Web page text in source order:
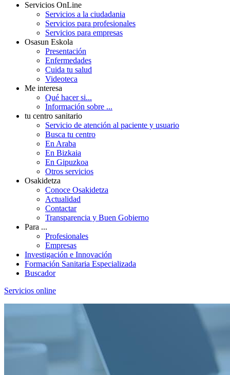
Servicios OnLine
Servicios a la ciudadania
Servicios para profesionales
Servicios para empresas
Osasun Eskola
Presentación
Enfermedades
Cuida tu salud
Videoteca
Me interesa
Qué hacer si...
Información sobre ...
tu centro sanitario
Servicio de atención al paciente y usuario
Busca tu centro
En Araba
En Bizkaia
En Gipuzkoa
Otros servicios
Osakidetza
Conoce Osakidetza
Actualidad
Contactar
Transparencia y Buen Gobierno
Para ...
Profesionales
Empresas
Investigación e Innovación
Formación Sanitaria Especializada
Buscador
Servicios online